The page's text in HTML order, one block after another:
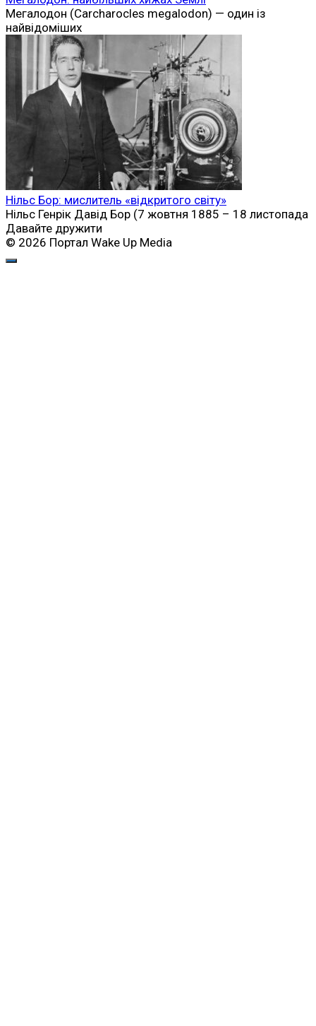
Мегалодон (Carcharocles megalodon) — один із
найвідоміших
Нільс Бор: мислитель «відкритого світу»
Нільс Генрік Давід Бор (7 жовтня 1885 – 18 листопада
Давайте дружити
© 2026 Портал Wake Up Media